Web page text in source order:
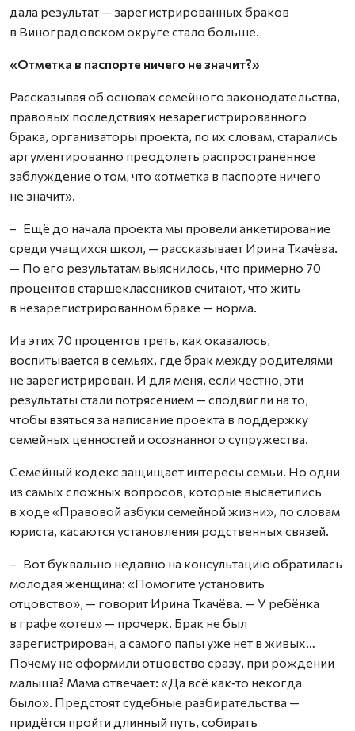
дала результат — зарегистрированных браков
в Виноградовском округе стало больше.
«Отметка в паспорте ничего не значит?»
Рассказывая об основах семейного законодательства,
правовых последствиях незарегистрированного
брака, организаторы проекта, по их словам, старались
аргументированно преодолеть распространённое
заблуждение о том, что «отметка в паспорте ничего
не значит».
– Ещё до начала проекта мы провели анкетирование
среди учащихся школ, — рассказывает Ирина Ткачёва.
— По его результатам выяснилось, что примерно 70
процентов старшеклассников считают, что жить
в незарегистрированном браке — норма.
Из этих 70 процентов треть, как оказалось,
воспитывается в семьях, где брак между родителями
не зарегистрирован. И для меня, если честно, эти
результаты стали потрясением — сподвигли на то,
чтобы взяться за написание проекта в поддержку
семейных ценностей и осознанного супружества.
Семейный кодекс защищает интересы семьи. Но одни
из самых сложных вопросов, которые высветились
в ходе «Правовой азбуки семейной жизни», по словам
юриста, касаются установления родственных связей.
– Вот буквально недавно на консультацию обратилась
молодая женщина: «Помогите установить
отцовство», — говорит Ирина Ткачёва. — У ребёнка
в графе «отец» — прочерк. Брак не был
зарегистрирован, а самого папы уже нет в живых…
Почему не оформили отцовство сразу, при рождении
малыша? Мама отвечает: «Да всё как‑то некогда
было». Предстоят судебные разбирательства —
придётся пройти длинный путь, собирать